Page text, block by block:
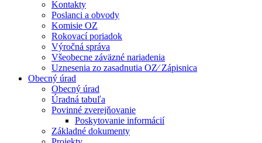
Kontakty
Poslanci a obvody
Komisie OZ
Rokovací poriadok
Výročná správa
Všeobecne záväzné nariadenia
Uznesenia zo zasadnutia OZ⁄ Zápisnica
Obecný úrad
Obecný úrad
Úradná tabuľa
Povinné zverejňovanie
Poskytovanie informácií
Základné dokumenty